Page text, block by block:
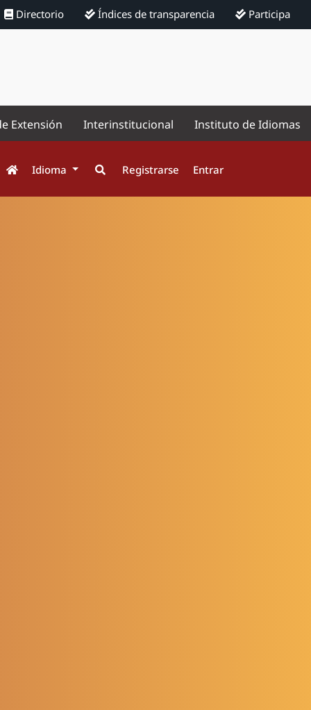
Directorio Índices de transparencia Participa
Extensión Interinstitucional Instituto de Idiomas
Idioma Registrarse Entrar